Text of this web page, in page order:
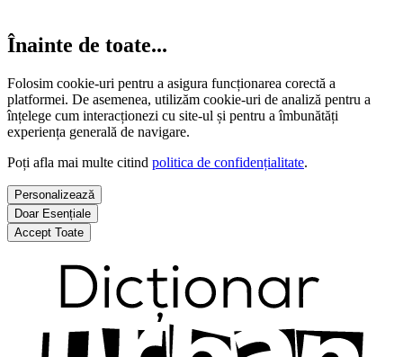
Înainte de toate...
Folosim cookie-uri pentru a asigura funcționarea corectă a
platformei. De asemenea, utilizăm cookie-uri de analiză pentru a
înțelege cum interacționezi cu site-ul și pentru a îmbunătăți
experiența generală de navigare.
Poți afla mai multe citind politica de confidențialitate.
Personalizează
Doar Esențiale
Accept Toate